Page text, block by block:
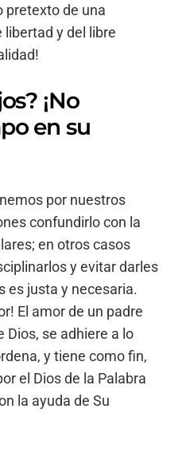
pretexto de una
y del libre
¡No
en su
por nuestros
confundirlo con la
en otros casos
y evitar darles
es justa y necesaria.
El amor de un padre
Dios, se adhiere a lo
y tiene como fin,
el Dios de la Palabra
la ayuda de Su